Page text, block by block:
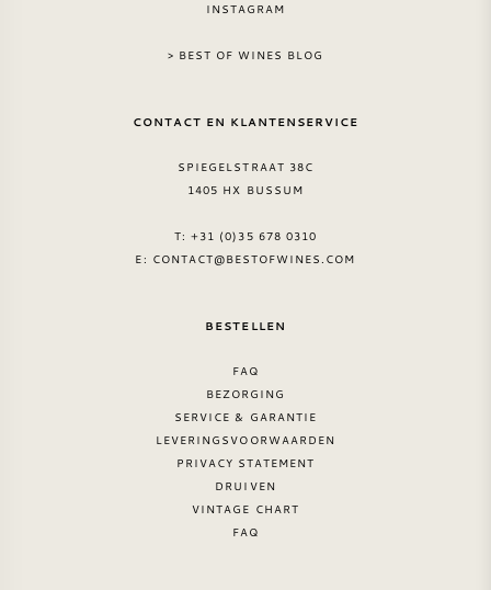
INSTAGRAM
> BEST OF WINES BLOG
CONTACT EN KLANTENSERVICE
SPIEGELSTRAAT 38C
1405 HX BUSSUM
T: +31 (0)35 678 0310
E: CONTACT@BESTOFWINES.COM
BESTELLEN
FAQ
BEZORGING
SERVICE & GARANTIE
LEVERINGSVOORWAARDEN
PRIVACY STATEMENT
DRUIVEN
VINTAGE CHART
FAQ